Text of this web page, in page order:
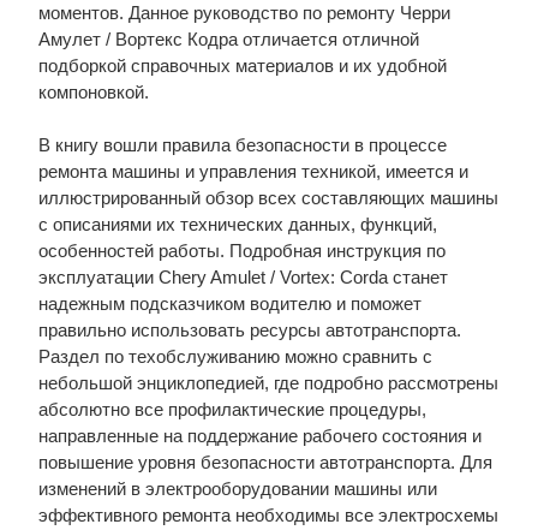
моментов. Данное руководство по ремонту Черри
Амулет / Вортекс Кодра отличается отличной
подборкой справочных материалов и их удобной
компоновкой.
В книгу вошли правила безопасности в процессе
ремонта машины и управления техникой, имеется и
иллюстрированный обзор всех составляющих машины
с описаниями их технических данных, функций,
особенностей работы. Подробная инструкция по
эксплуатации Chery Amulet / Vortex: Corda станет
надежным подсказчиком водителю и поможет
правильно использовать ресурсы автотранспорта.
Раздел по техобслуживанию можно сравнить с
небольшой энциклопедией, где подробно рассмотрены
абсолютно все профилактические процедуры,
направленные на поддержание рабочего состояния и
повышение уровня безопасности автотранспорта. Для
изменений в электрооборудовании машины или
эффективного ремонта необходимы все электросхемы